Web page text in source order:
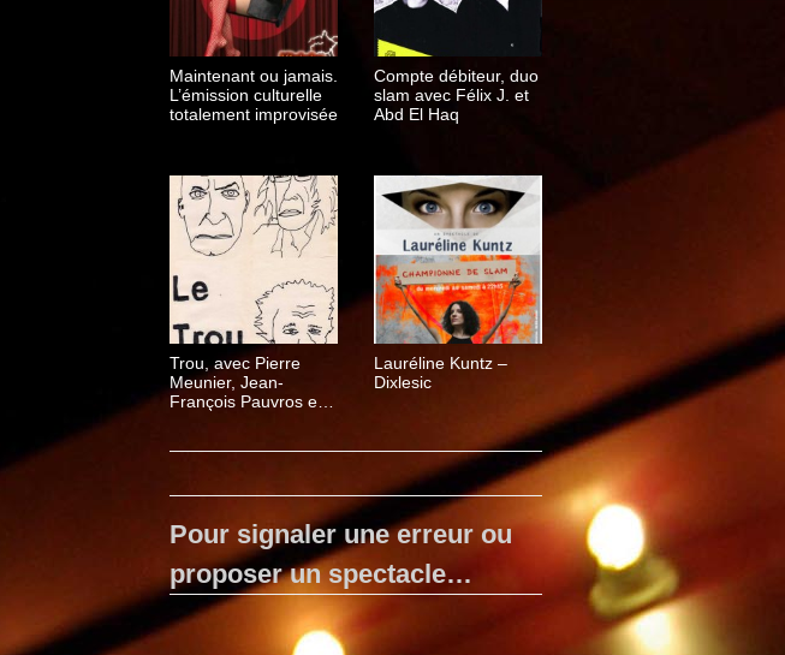
Maintenant ou jamais.
L’émission culturelle
totalement improvisée
Compte débiteur, duo
slam avec Félix J. et
Abd El Haq
Trou, avec Pierre
Meunier, Jean-
François Pauvros et
Lauréline Kuntz –
Dixlesic
Pour signaler une erreur ou
proposer un spectacle…